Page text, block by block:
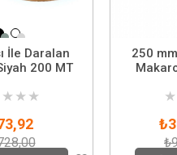
İle Daralan
200 MT
★ ★ ★
250
★